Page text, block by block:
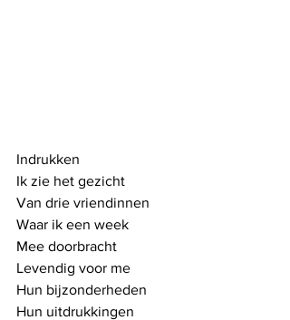
Indrukken
Ik zie het gezicht
Van drie vriendinnen
Waar ik een week
Mee doorbracht
Levendig voor me
Hun bijzonderheden
Hun uitdrukkingen